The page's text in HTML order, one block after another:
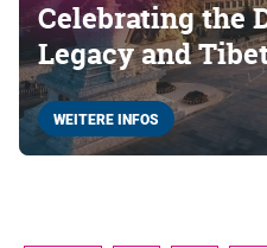
Celebrating the
Legacy and
WEITERE INFOS